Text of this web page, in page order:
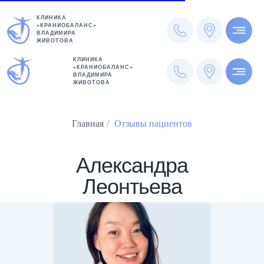
КЛИНИКА
«КРАНИОБАЛАНС»
ВЛАДИМИРА
ЖИВОТОВА
КЛИНИКА
«КРАНИОБАЛАНС»
ВЛАДИМИРА
ЖИВОТОВА
Главная / Отзывы пациентов
Александра
Леонтьева